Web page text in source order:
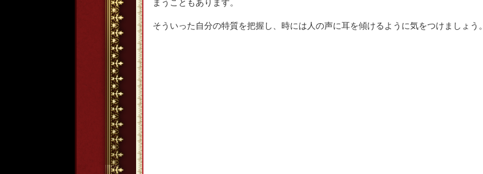
まうこともあります。
そういった自分の特質を把握し、時には人の声に耳を傾けるように気をつけましょう。